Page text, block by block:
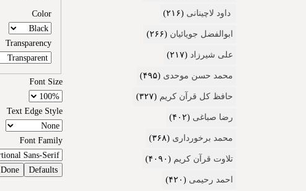
Color
Transparency
Font Size
Text Edge Style
Font Family
Defaults
Done
داود لاچینانی (۲۱۶)
ابوالفضل جویائیان (۲۶۶)
علی شیرزاد (۲۱۷)
محمد حسن موحدی (۴۹۵)
حافظ کل قرآن کریم (۳۲۷)
رضا صباغی (۴۰۲)
محمد برخورداری (۳۶۸)
تلاوت قرآن کریم (۴۰۹۰)
احمد رحیمی (۴۲۰)